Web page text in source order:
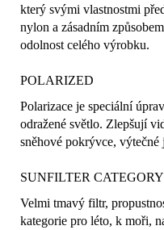
který svými vlastnostmi
nylon a zásadním
odolnost celého výrobku.
POLARIZED
Polarizace je speciální
odražené světlo. Zlepšují
sněhové pokrývce,
SUNFILTER
Velmi tmavý filtr,
kategorie pro léto, k moři,